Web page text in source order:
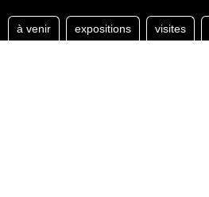
à venir expositions visites